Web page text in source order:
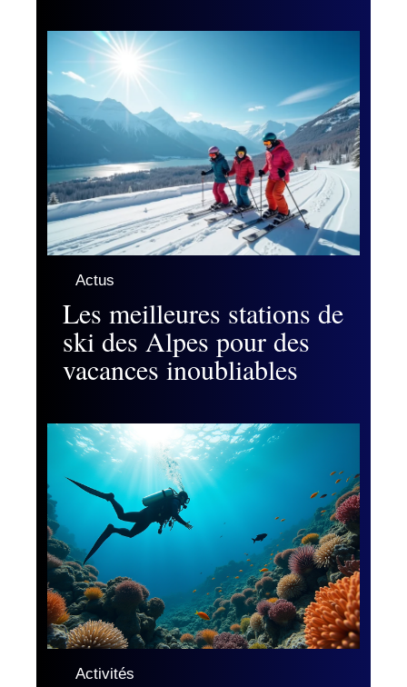
Actus
Les meilleures stations de
ski des Alpes pour des
vacances inoubliables
Activités